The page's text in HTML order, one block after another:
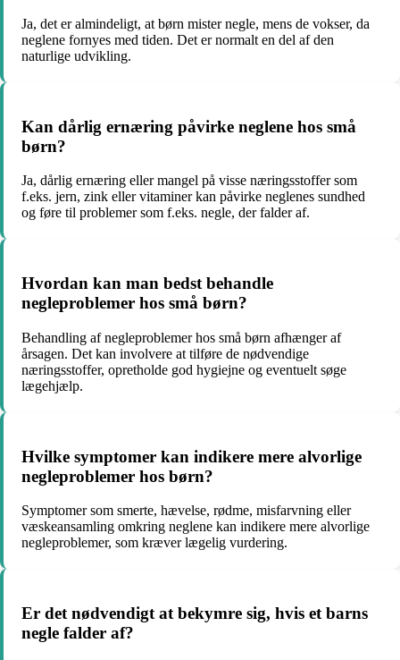
Ja, det er almindeligt, at børn mister negle, mens de vokser, da
neglene fornyes med tiden. Det er normalt en del af den
naturlige udvikling.
Kan dårlig ernæring påvirke neglene hos små
børn?
Ja, dårlig ernæring eller mangel på visse næringsstoffer som
f.eks. jern, zink eller vitaminer kan påvirke neglenes sundhed
og føre til problemer som f.eks. negle, der falder af.
Hvordan kan man bedst behandle
negleproblemer hos små børn?
Behandling af negleproblemer hos små børn afhænger af
årsagen. Det kan involvere at tilføre de nødvendige
næringsstoffer, opretholde god hygiejne og eventuelt søge
lægehjælp.
Hvilke symptomer kan indikere mere alvorlige
negleproblemer hos børn?
Symptomer som smerte, hævelse, rødme, misfarvning eller
væskeansamling omkring neglene kan indikere mere alvorlige
negleproblemer, som kræver lægelig vurdering.
Er det nødvendigt at bekymre sig, hvis et barns
negle falder af?